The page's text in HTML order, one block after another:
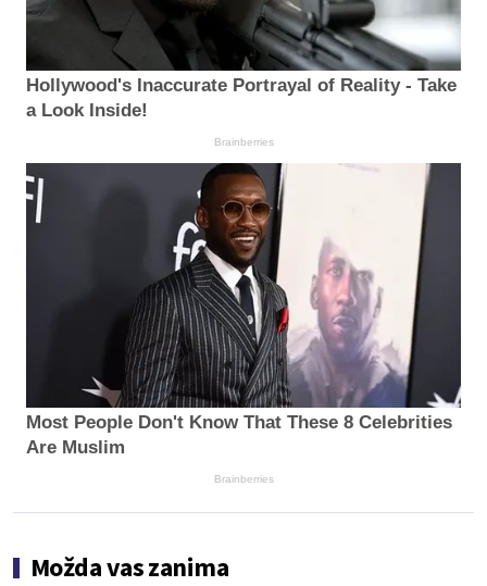
Hollywood's Inaccurate Portrayal of Reality - Take
a Look Inside!
Brainberries
Most People Don't Know That These 8 Celebrities
Are Muslim
Brainberries
Možda vas zanima